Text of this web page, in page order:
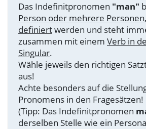
Das Indefinitpronomen "man"
Person oder mehrere Personen
definiertwerden und steht
zusammen mit einem Verb in
Singular.
Wähle jeweils den richtigen
aus!
Achte besonders auf die
Pronomens in den Fragesätzen!
(Tipp: Das Indefinitpronomen
derselben Stelle wie ein